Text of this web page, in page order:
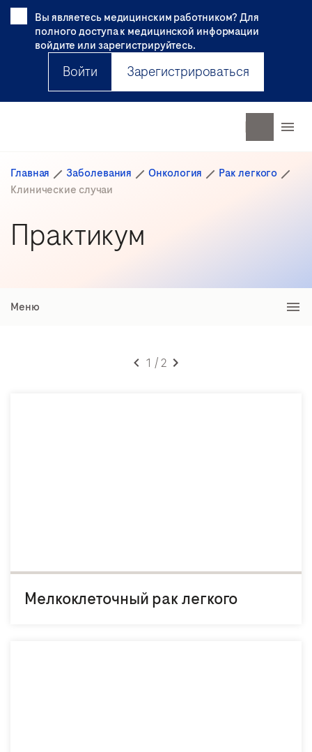
Вы являетесь медицинским работником? Для
полного доступа к медицинской информации
войдите или зарегистрируйтесь.
Войти Зарегистрироваться
Главная Заболевания Онкология
Рак легкого
Клинические случаи
Практикум
Меню
1 / 2
Мелкоклеточный рак легкого